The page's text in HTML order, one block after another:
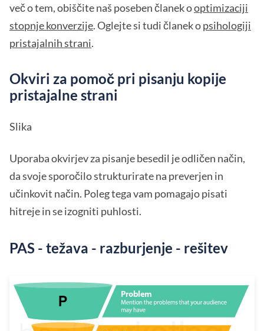
več o tem, obiščite naš poseben članek ooptimizaciji
stopnje konverzije. Oglejte si tudi članek opsihologiji
pristajalnih strani.
Okviri za pomoč pri pisanju kopije
pristajalne strani
Slika
Uporaba okvirjev za pisanje besedil je odličen način,
da svoje sporočilo strukturirate na preverjen in
učinkovit način. Poleg tega vam pomagajo pisati
hitreje in se izogniti puhlosti.
PAS - težava - razburjenje - rešitev